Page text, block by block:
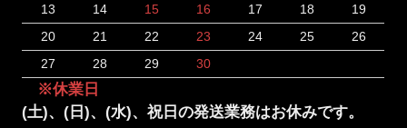
13
14 15 16 17 18
19
20
21 22 23 24 25
26
27
28 29 30
※休業日
(土)、(日)、(水)、祝日の発送業務はお休みです。